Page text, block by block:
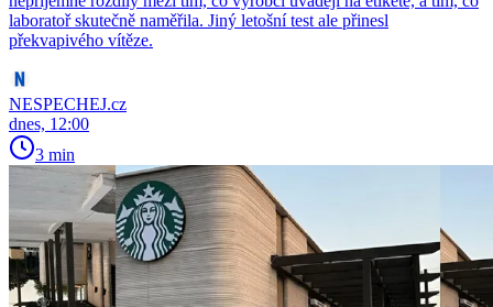
laboratoř skutečně naměřila. Jiný letošní test ale přinesl
překvapivého vítěze.
NESPECHEJ.cz
dnes, 12:00
3 min